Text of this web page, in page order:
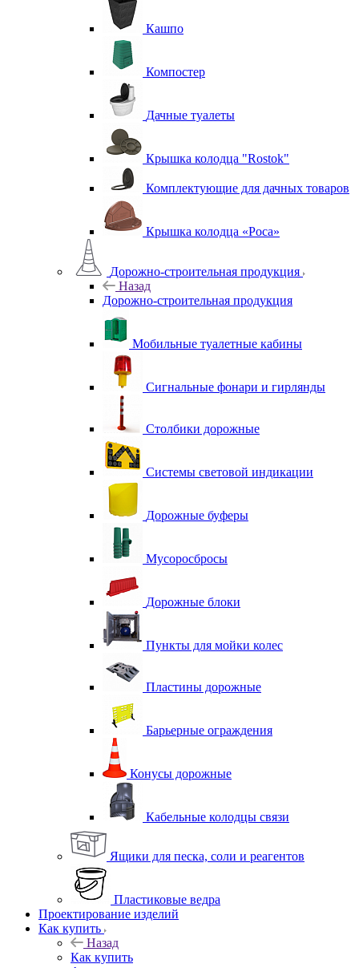
Кашпо
Компостер
Дачные туалеты
Крышка колодца "Rostok"
Комплектующие для дачных товаров
Крышка колодца «Роса»
Дорожно-строительная продукция
Назад
Дорожно-строительная продукция
Мобильные туалетные кабины
Сигнальные фонари и гирлянды
Столбики дорожные
Системы световой индикации
Дорожные буферы
Мусоросбросы
Дорожные блоки
Пункты для мойки колес
Пластины дорожные
Барьерные ограждения
Конусы дорожные
Кабельные колодцы связи
Ящики для песка, соли и реагентов
Пластиковые ведра
Проектирование изделий
Как купить
Назад
Как купить